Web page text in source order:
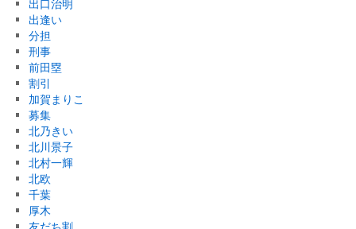
出口治明
出逢い
分担
刑事
前田塁
割引
加賀まりこ
募集
北乃きい
北川景子
北村一輝
北欧
千葉
厚木